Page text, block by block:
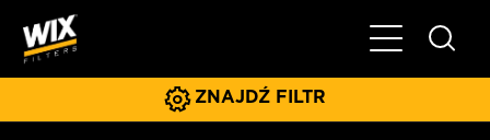
Pokaż/ukryj
ZNAJDŹ FILTR